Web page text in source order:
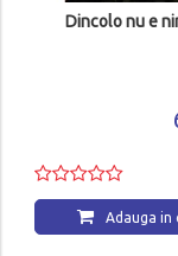
Dincolo nu e
Adauga in